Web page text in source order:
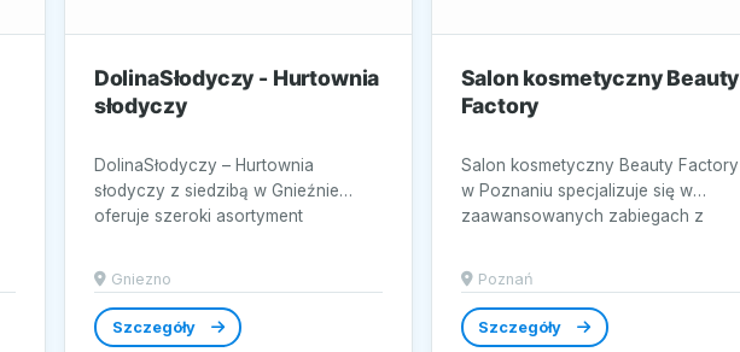
DolinaSłodyczy - Hurtownia
słodyczy
DolinaSłodyczy – Hurtownia
słodyczy z siedzibą w Gnieźnie
oferuje szeroki asortyment
Gniezno
Szczegóły
Salon kosmetyczny Beauty
Factory
Salon kosmetyczny Beauty Factory
w Poznaniu specjalizuje się w
zaawansowanych zabiegach z
Poznań
Szczegóły